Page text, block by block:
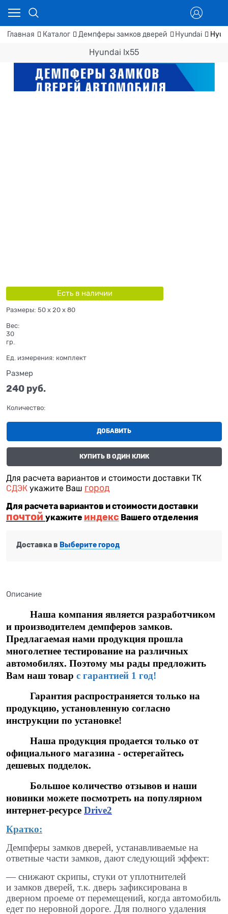
Главная Каталог Демпферы замков дверей Hyundai
Hyundai Ix55
Есть в наличии
Размеры: 50 x 20 x 80
Вес:
30
гр.
Ед. измерения: комплект
Размер
240 руб.
Количество:
ДОБАВИТЬ
КУПИТЬ В ОДИН КЛИК
Для расчета вариантов и стоимости доставки ТК
СДЭК укажите Ваш город
Для расчета вариантов и стоимости доставки
почтой укажите индекс Вашего отделения
Доставка в Выберите город
Описание
Наша компания является разработчиком
и производителем демпферов замков.
Предлагаемая нами продукция прошла
многолетнее тестирование на различных
автомобилях. Поэтому мы рады предложить
Вам наш товар с гарантией 1 год!
Гарантия распространяется только на
продукцию, установленную согласно
инструкции по установке!
Наша продукция продается только от
официального магазина - остерегайтесь
дешевых подделок.
Большое количество отзывов и наши
новинки можете посмотреть на популярном
интернет-ресурсе Drive2
Кратко:
Демпферы замков дверей, устанавливаемые на
ответные части замков, дают следующий эффект:
— снижают скрипы, стуки от уплотнителей
и замков дверей, т.к. дверь зафиксирована в
дверном проеме от перемещений, когда автомобиль
едет по неровной дороге. Для полного удаления